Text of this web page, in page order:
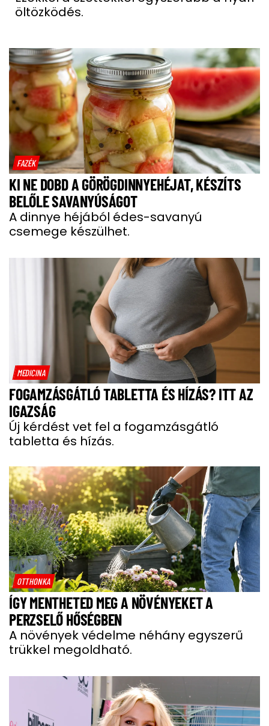
öltözködés.
FAZÉK
KI NE DOBD A GÖRÖGDINNYEHÉJAT, KÉSZÍTS
BELŐLE SAVANYÚSÁGOT
A dinnye héjából édes-savanyú
csemege készülhet.
MEDICINA
FOGAMZÁSGÁTLÓ TABLETTA ÉS HÍZÁS? ITT AZ
IGAZSÁG
Új kérdést vet fel a fogamzásgátló
tabletta és hízás.
OTTHONKA
ÍGY MENTHETED MEG A NÖVÉNYEKET A
PERZSELŐ HŐSÉGBEN
A növények védelme néhány egyszerű
trükkel megoldható.